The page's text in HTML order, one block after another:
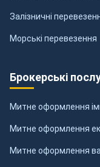
Залізничні
Морські перевезення
Брокерські
Митне оформлення
Митне оформлення
Митне оформлення